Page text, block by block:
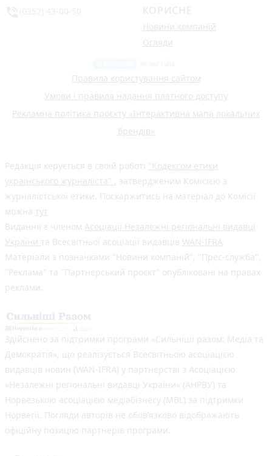
КОРИСНЕ
Новини компаній
Огляди
Правила користування сайтом
Умови і правила надання платного доступу
Рекламна політика проєкту «Інтерактивна мапа локальних
брендів»
Редакція керується в своїй роботі "Кодексом етики
українського журналіста"
, затвердженим Комісією з
журналістської етики. Поскаржитись на матеріал до Комісії
можна тут
Видання є членом Асоціації Незалежні регіональні видавці
України та Всесвітньої асоціації видавців WAN-IFRA
Матеріали з позначками "Новини компаній", "Прес-служба",
"Реклама" та "Партнерський проєкт" опубліковані на правах
реклами.
Здійснено за підтримки програми «Сильніші разом: Медіа та
Демократія», що реалізується Всесвітньою асоціацією
видавців новин (WAN-IFRA) у партнерстві з Асоціацією
«Незалежні регіональні видавці України» (АНРВУ) та
Норвезькою асоціацією медіабізнесу (MBL) за підтримки
Норвегії. Погляди авторів не обов’язково відображають
офіційну позицію партнерів програми.